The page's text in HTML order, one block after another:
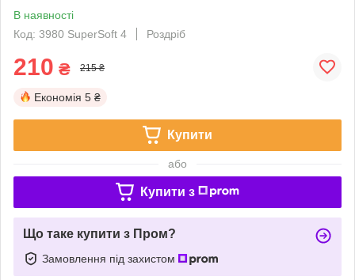
В наявності
Код: 3980 SuperSoft 4
Роздріб
210 ₴ 215 ₴
Економія 5 ₴
Купити
або
Купити з
Що таке купити з Пром?
Замовлення під захистом